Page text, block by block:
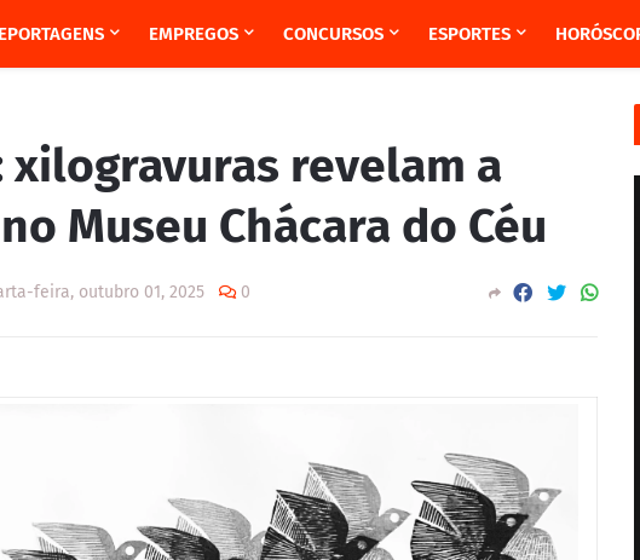
EMPREGOS CONCURSOS ESPORTES
xilogravuras revelam a
Museu Chácara do Céu
feira, outubro 01, 2025 0